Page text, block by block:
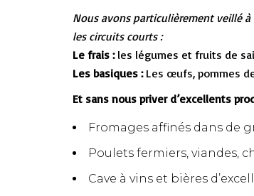
Nous avons particulièrement veillé
les circuits courts :
Le frais :les légumes et fruits de
Les basiques :Les œufs, pommes
Et sans nous priver d’excellents
Fromages affinés dans de
Poulets fermiers, viandes,
Cave à vins et bières